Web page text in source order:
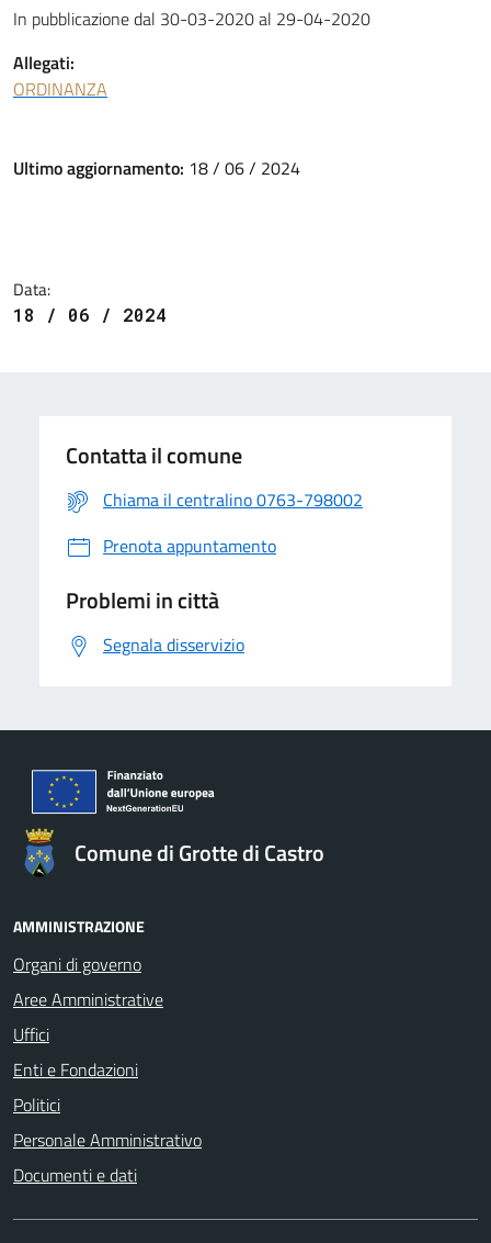
In pubblicazione dal 30-03-2020 al 29-04-2020
Allegati:
ORDINANZA
Ultimo aggiornamento: 18 / 06 / 2024
Data:
18 / 06 / 2024
Contatta il comune
Chiama il centralino 0763-798002
Prenota appuntamento
Problemi in città
Segnala disservizio
Comune di Grotte di Castro
AMMINISTRAZIONE
Organi di governo
Aree Amministrative
Uffici
Enti e Fondazioni
Politici
Personale Amministrativo
Documenti e dati